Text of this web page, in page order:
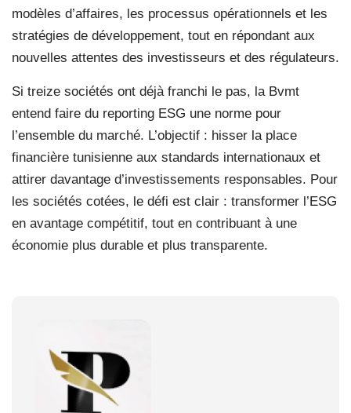
modèles d’affaires, les processus opérationnels et les
stratégies de développement, tout en répondant aux
nouvelles attentes des investisseurs et des régulateurs.
Si treize sociétés ont déjà franchi le pas, la Bvmt
entend faire du reporting ESG une norme pour
l’ensemble du marché. L’objectif : hisser la place
financière tunisienne aux standards internationaux et
attirer davantage d’investissements responsables. Pour
les sociétés cotées, le défi est clair : transformer l’ESG
en avantage compétitif, tout en contribuant à une
économie plus durable et plus transparente.